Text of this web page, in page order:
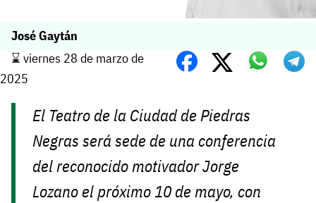
José Gaytán
⌛️ viernes 28 de marzo de
2025
El Teatro de la Ciudad de Piedras
Negras será sede de una conferencia
del reconocido motivador Jorge
Lozano el próximo 10 de mayo, con